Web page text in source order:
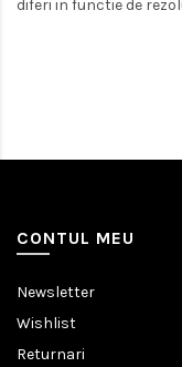
diferi in functie de
CONTUL MEU
Newsletter
Wishlist
Returnari